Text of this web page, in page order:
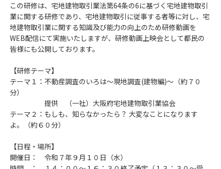
この研修は、宅地建物取引業法第64条の6に基づく宅地建物取引
業に関する研修であり、宅地建物取引に従事する者等に対し、宅
地建物取引業に関する知識及び能力の向上のため研修動画を
WEB配信にて実施いたしますが、研修動画上映会として都民の
皆様にも公開しております。
【研修テーマ】
テーマ１：不動産調査のいろは～現地調査(建物編)～（約７０
分）
提供 （一社）大阪府宅地建物取引業協会
テーマ２：もしも、知らなかったら？ 大変なことになります
よ。（約６０分）
【日程・場所】
開催日： 令和７年９月１０日（水）